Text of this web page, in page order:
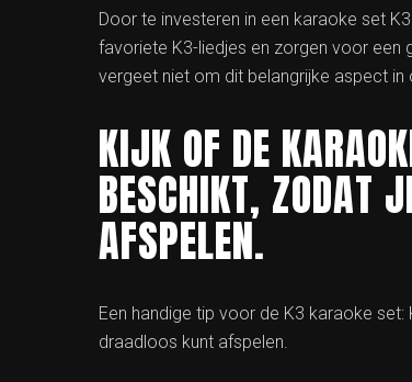
Door te investeren in een karaoke set
favoriete K3-liedjes en zorgen voor een
vergeet niet om dit belangrijke aspect
KIJK OF DE
BESCHIKT, ZODAT
AFSPELEN.
Een handige tip voor de K3 karaoke
draadloos kunt afspelen.